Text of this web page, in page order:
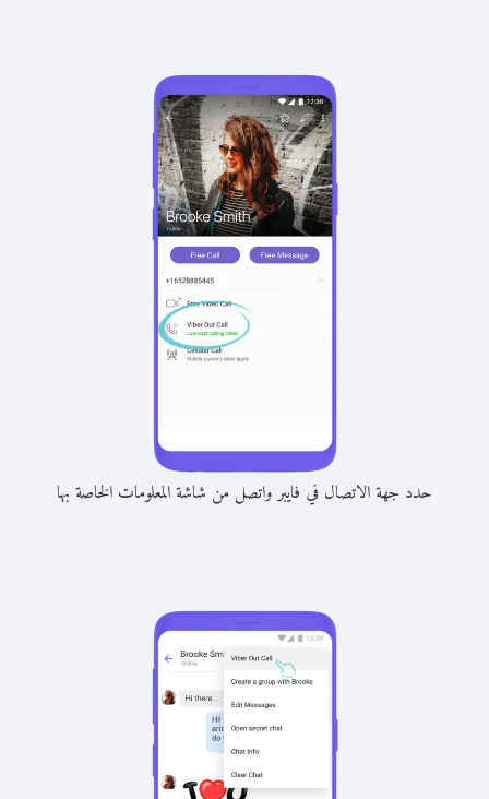
حدد جهة الاتصال في فايبر واتصل من شاشة المعلومات الخاصة بها